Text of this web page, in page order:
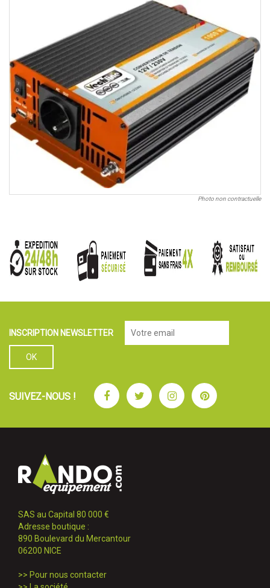
Photo non contractuelle
INSCRIPTION NEWSLETTER
SUIVEZ-NOUS ! FacebookTwitterInstagramPinterest
SAS au Capital 80 000 €
Adresse boutique :
890 Boulevard du Mercantour
06200 NICE
>> Pour nous contacter